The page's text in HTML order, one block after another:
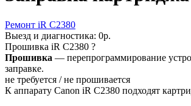
Ремонт iR C2380
Выезд и диагностика: 0р.
Прошивка iR C2380 ?
Прошивка — перепрограммирование
заправке.
не требуется / не прошивается
К аппарату Canon iR C2380 подходят